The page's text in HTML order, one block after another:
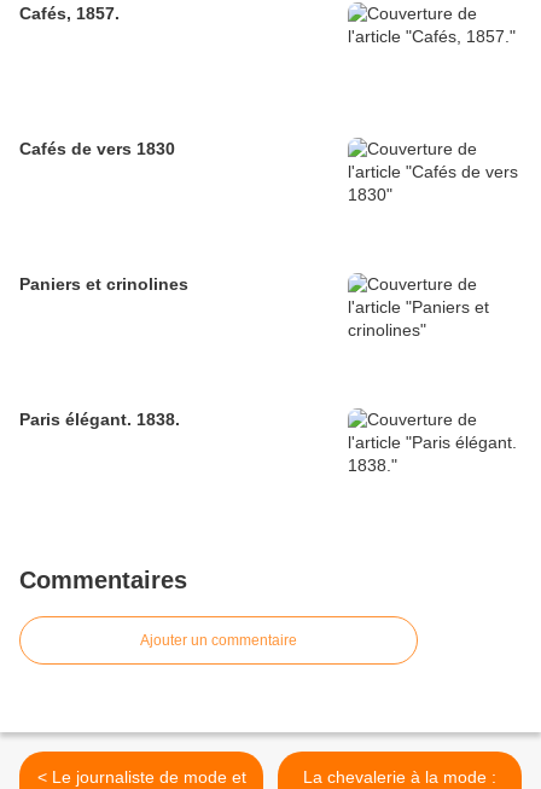
Cafés, 1857.
Cafés de vers 1830
Paniers et crinolines
Paris élégant. 1838.
Commentaires
Ajouter un commentaire
< Le journaliste de mode et
La chevalerie à la mode :